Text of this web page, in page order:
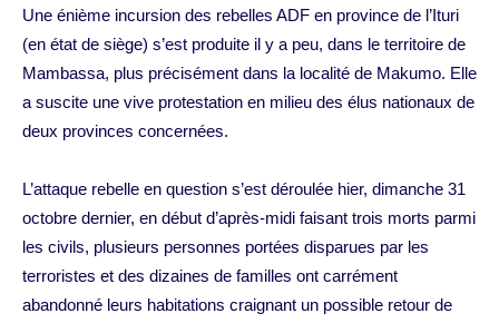
Une énième incursion des rebelles ADF en province de l’Ituri
(en état de siège) s’est produite il y a peu, dans le territoire de
Mambassa, plus précisément dans la localité de Makumo. Elle
a suscite une vive protestation en milieu des élus nationaux de
deux provinces concernées.
L’attaque rebelle en question s’est déroulée hier, dimanche 31
octobre dernier, en début d’après-midi faisant trois morts parmi
les civils, plusieurs personnes portées disparues par les
terroristes et des dizaines de familles ont carrément
abandonné leurs habitations craignant un possible retour de